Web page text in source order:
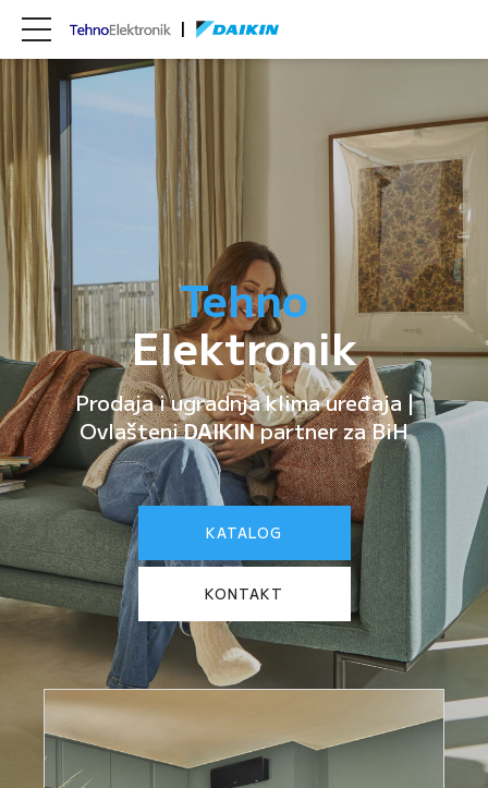
Tehno
Elektronik
Prodaja i ugradnja klima uređaja |
OvlašteniDAIKINpartner za BiH
KATALOG
KONTAKT